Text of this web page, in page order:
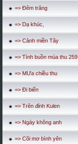
=> Đêm trăng
=> Dạ khúc,
=> Cảnh miền Tây
=> Tình buồn mùa thu 259
=> MƯa chiều thu
=> Đi biển
=> Trên đỉnh Kulen
=> Ngày không anh
=> Cõi mơ bình yên